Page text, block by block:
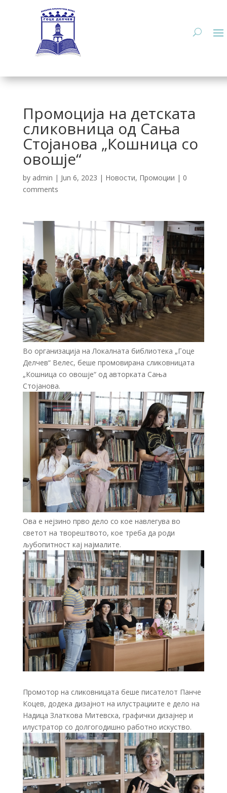
Промоција на детската
сликовница од Сања
Стојанова „Кошница со
овошје“
by admin | Jun 6, 2023 | Новости, Промоции | 0
comments
Во организација на Локалната библиотека „Гоце
Делчев“ Велес, беше промовирана сликовницата
„Кошница со овошје“ од авторката Сања
Стојанова.
Ова е нејзино прво дело со кое навлегува во
светот на творештвото, кое треба да роди
љубопитност кај најмалите.
Промотор на сликовницата беше писателот Панче
Коцев, додека дизајнот на илустрациите е дело на
Надица Златкова Митевска, графички дизајнер и
илустратор со долгогодишно работно искуство.